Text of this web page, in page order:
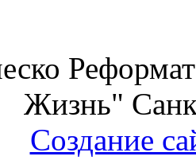
Жизнь"
Создание